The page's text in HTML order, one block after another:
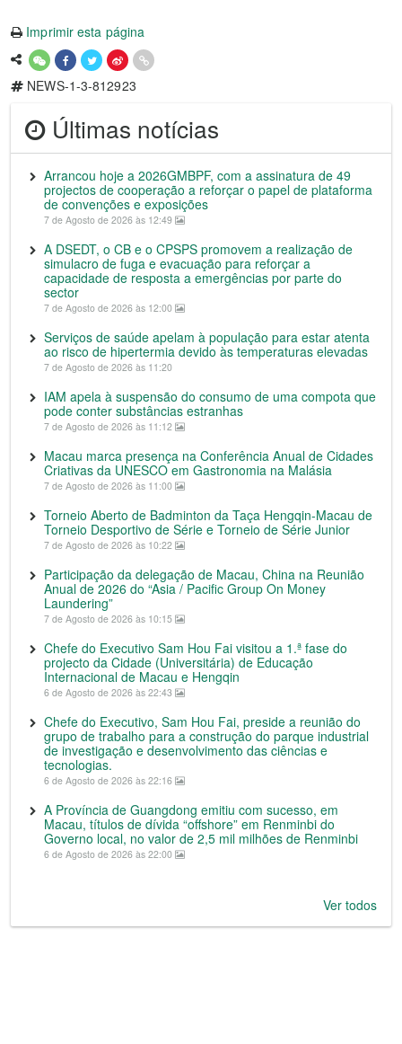
Imprimir esta página
NEWS-1-3-812923
Últimas notícias
Arrancou hoje a 2026GMBPF, com a assinatura de 49
projectos de cooperação a reforçar o papel de plataforma
de convenções e exposições
7 de Agosto de 2026 às 12:49
A DSEDT, o CB e o CPSPS promovem a realização de
simulacro de fuga e evacuação para reforçar a
capacidade de resposta a emergências por parte do
sector
7 de Agosto de 2026 às 12:00
Serviços de saúde apelam à população para estar atenta
ao risco de hipertermia devido às temperaturas elevadas
7 de Agosto de 2026 às 11:20
IAM apela à suspensão do consumo de uma compota que
pode conter substâncias estranhas
7 de Agosto de 2026 às 11:12
Macau marca presença na Conferência Anual de Cidades
Criativas da UNESCO em Gastronomia na Malásia
7 de Agosto de 2026 às 11:00
Torneio Aberto de Badminton da Taça Hengqin-Macau de
Torneio Desportivo de Série e Torneio de Série Junior
7 de Agosto de 2026 às 10:22
Participação da delegação de Macau, China na Reunião
Anual de 2026 do “Asia / Pacific Group On Money
Laundering”
7 de Agosto de 2026 às 10:15
Chefe do Executivo Sam Hou Fai visitou a 1.ª fase do
projecto da Cidade (Universitária) de Educação
Internacional de Macau e Hengqin
6 de Agosto de 2026 às 22:43
Chefe do Executivo, Sam Hou Fai, preside a reunião do
grupo de trabalho para a construção do parque industrial
de investigação e desenvolvimento das ciências e
tecnologias.
6 de Agosto de 2026 às 22:16
A Província de Guangdong emitiu com sucesso, em
Macau, títulos de dívida “offshore” em Renminbi do
Governo local, no valor de 2,5 mil milhões de Renminbi
6 de Agosto de 2026 às 22:00
Ver todos